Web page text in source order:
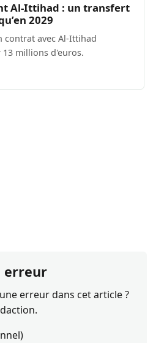
Al-Ittihad : un transfert
2029
contrat avec Al-Ittihad
millions d'euros.
erreur
erreur dans cet article ?